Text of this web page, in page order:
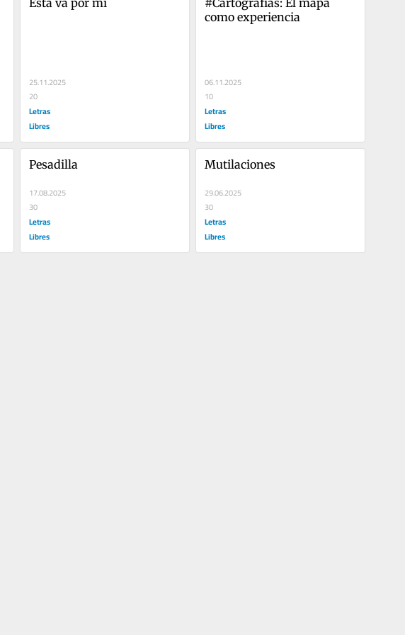
25.11.2025
20
Letras
Libres
como experiencia
06.11.2025
10
Letras
Libres
Pesadilla
17.08.2025
30
Letras
Libres
Mutilaciones
29.06.2025
30
Letras
Libres